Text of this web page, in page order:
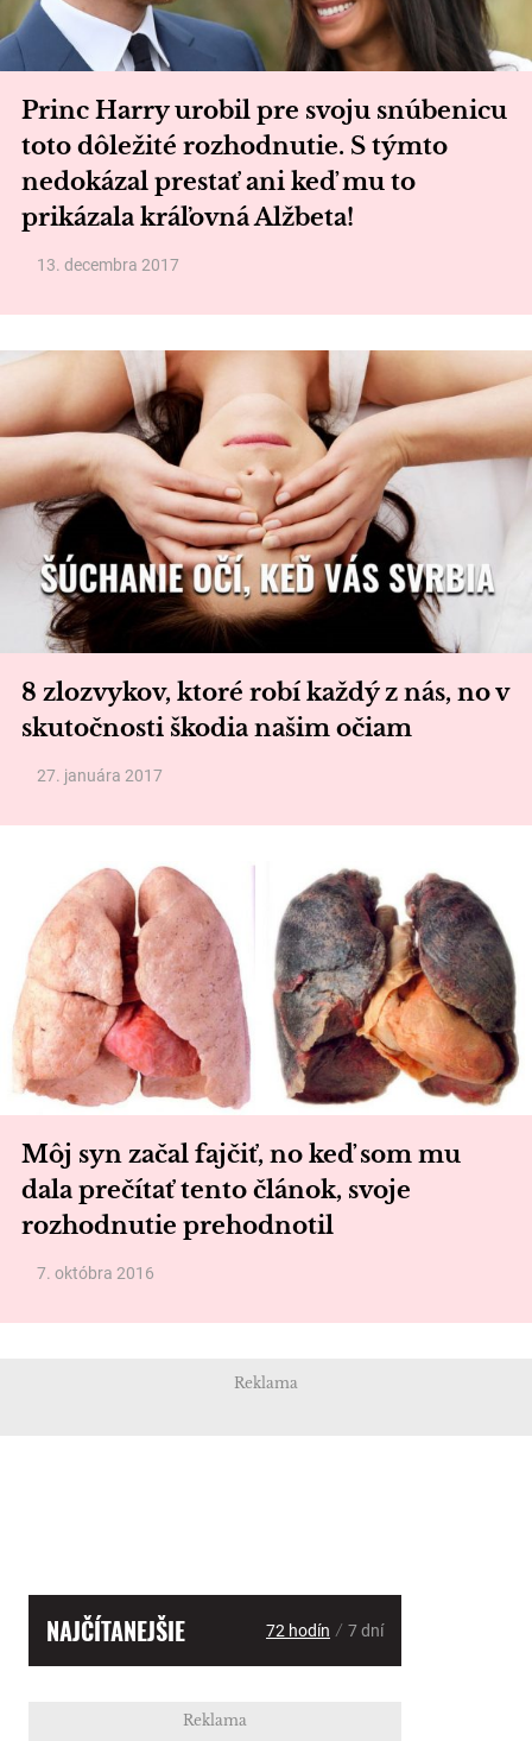
Princ Harry urobil pre svoju snúbenicu
toto dôležité rozhodnutie. S týmto
nedokázal prestať ani keď mu to
prikázala kráľovná Alžbeta!
13. decembra 2017
8 zlozvykov, ktoré robí každý z nás, no v
skutočnosti škodia našim očiam
27. januára 2017
Môj syn začal fajčiť, no keď som mu
dala prečítať tento článok, svoje
rozhodnutie prehodnotil
7. októbra 2016
Reklama
NAJČÍTANEJŠIE 72 hodín / 7 dní
Reklama